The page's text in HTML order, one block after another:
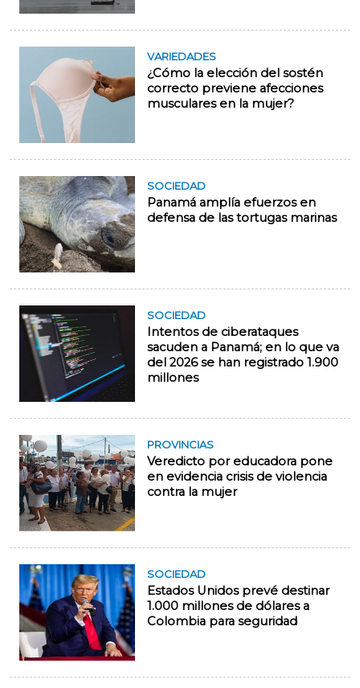
VARIEDADES
¿Cómo la elección del sostén
correcto previene afecciones
musculares en la mujer?
SOCIEDAD
Panamá amplía efuerzos en
defensa de las tortugas marinas
SOCIEDAD
Intentos de ciberataques
sacuden a Panamá; en lo que va
del 2026 se han registrado 1.900
millones
PROVINCIAS
Veredicto por educadora pone
en evidencia crisis de violencia
contra la mujer
SOCIEDAD
Estados Unidos prevé destinar
1.000 millones de dólares a
Colombia para seguridad